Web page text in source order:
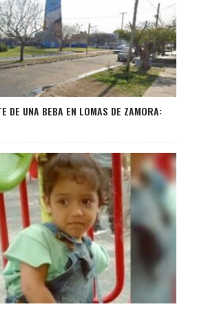
DE UNA BEBA EN LOMAS DE ZAMORA: